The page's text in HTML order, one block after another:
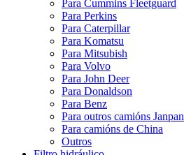
Para Cummins Fleetguard
Para Perkins
Para Caterpillar
Para Komatsu
Para Mitsubish
Para Volvo
Para John Deer
Para Donaldson
Para Benz
Para outros camións Janpan
Para camións de China
Outros